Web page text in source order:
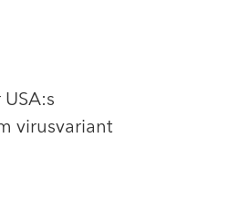
virusvariant